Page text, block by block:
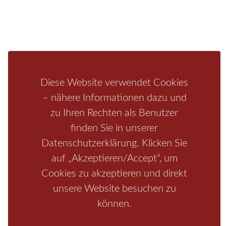
Diese Website verwendet Cookies
– nähere Informationen dazu und
zu Ihren Rechten als Benutzer
finden Sie in unserer
Datenschutzerklärung. Klicken Sie
auf „Akzeptieren/Accept“, um
Cookies zu akzeptieren und direkt
unsere Website besuchen zu
können.
Region / Fragen+Antworten / Unterkunft / Aktivitäten
Kontakt / Impressum